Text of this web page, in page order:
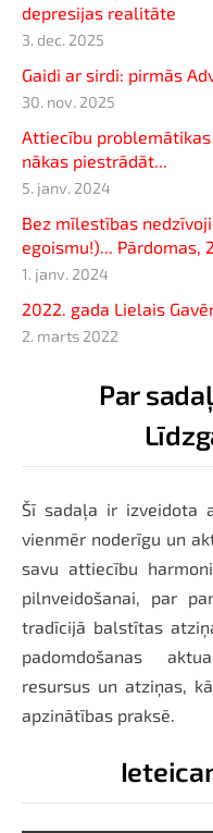
depresijas realitāte
3. dec. 2025
Gaidi ar sirdi: pirmās
30. nov. 2025
Attiecību
nākas piestrādāt...
5. janv. 2024
Bez mīlestības
egoismu!)... Pārdomas,
1. janv. 2024
2022. gada Lielais
2. marts 2022
Par
Šī sadaļa ir izveidota
vienmēr noderīgu un
savu attiecību
pilnveidošanai, par
tradīcijā balstītas
padomdošanas
resursus un atziņas,
apzinātības praksē.